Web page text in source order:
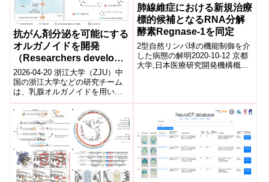
抗がん剤分泌を可能にする
オルガノイドを開発
（Researchers develop
organoids for secretion
of anticancer drug）
2026-04-20 浙江大学（ZJU）中
国の浙江大学などの研究チーム
は、乳腺オルガノイドを用いた
新しい抗がん薬送達システムを
開発した。乳腺オルガノイドは
乳腺の...
肺線維症における新規治療
標的候補となるRNA分解
酵素Regnase-1を同定
2型自然リンパ球の機能制御を介
した病態の解明2020-10-12 京都
大学,日本医療研究開発機構概要